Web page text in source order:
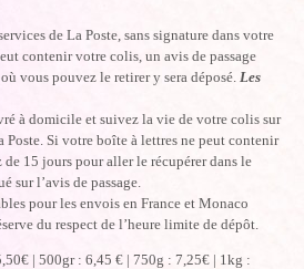
de La Poste, sans signature dans votre
contenir votre colis, un avis de passage
vous pouvez le retirer y sera déposé. Les
à domicile et suivez la vie de votre colis sur
Poste. Si votre boîte à lettres ne peut contenir
15 jours pour aller le récupérer dans le
sur l’avis de passage.
pour les envois en France et Monaco
du respect de l’heure limite de dépôt.
| 500gr : 6,45 € | 750g : 7,25€ | 1kg :